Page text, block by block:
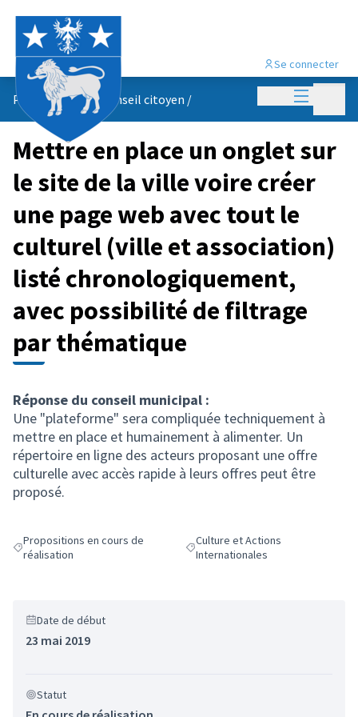
Menu
Se connecter
Propositions du conseil citoyen /
Mettre en place un onglet sur
le site de la ville voire créer
une page web avec tout le
culturel (ville et association)
listé chronologiquement,
avec possibilité de filtrage
par thématique
Réponse du conseil municipal :
Une "plateforme" sera compliquée techniquement à
mettre en place et humainement à alimenter. Un
répertoire en ligne des acteurs proposant une offre
culturelle avec accès rapide à leurs offres peut être
proposé.
Filtrer les résultats de la catégorie : Propositions en cours de réalisation
Propositions en cours de
réalisation
Filtrer les résultats pour le secteur
Culture et Actions
Internationales
Date de début
23 mai 2019
Statut